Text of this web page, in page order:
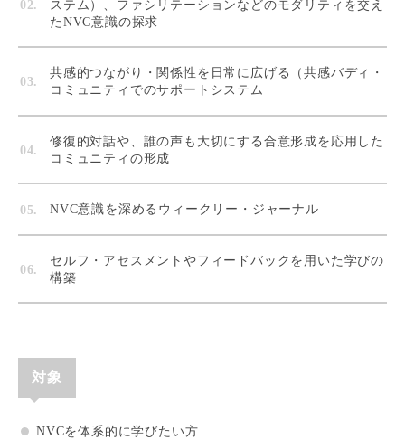
ステム）、ファシリテーションなどのモダリティを交え
たNVC意識の探求
共感的つながり・関係性を日常に広げる（共感バディ・
コミュニティでのサポートシステム
修復的対話や、誰の声も大切にする合意形成を応用した
コミュニティの形成
NVC意識を深めるウィークリー・ジャーナル
セルフ・アセスメントやフィードバックを用いた学びの
構築
対象
NVCを体系的に学びたい方